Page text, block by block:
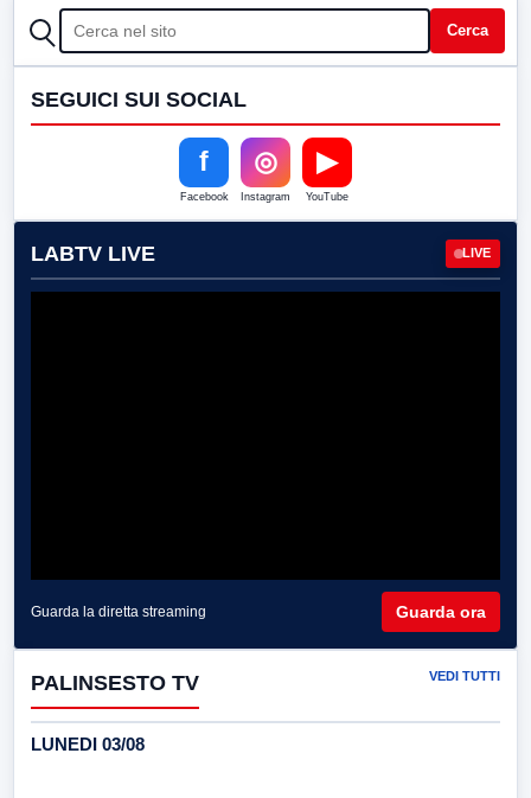
CERCA Cerca
SEGUICI SUI SOCIAL
f
Facebook
◎
Instagram
▶
YouTube
LABTV LIVE LIVE
Guarda la diretta streaming Guarda ora
PALINSESTO TV VEDI TUTTI
LUNEDI 03/08